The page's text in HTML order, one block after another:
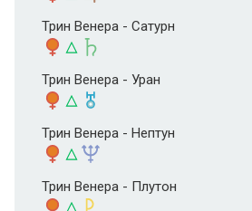
Трин Венера - Сатурн
Трин Венера - Уран
Трин Венера - Нептун
Трин Венера - Плутон